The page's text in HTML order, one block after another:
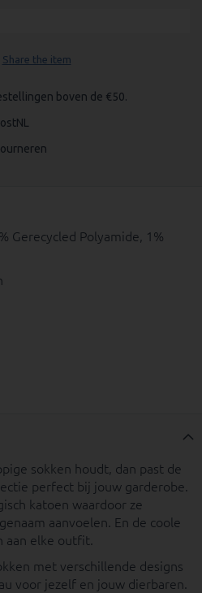
Share the item
boven de €50.
Gerecycled Polyamide, 1%
sokken houdt, dan past de
perfect bij jouw garderobe.
katoen waardoor ze
aanvoelen. En de coole
aan elke outfit.
met verschillende designs
voor jezelf en jouw dierbaren.